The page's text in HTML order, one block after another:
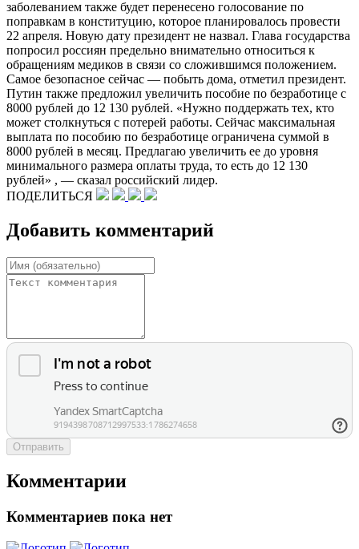
заболеванием также будет перенесено голосование по
поправкам в конституцию, которое планировалось провести
22 апреля. Новую дату президент не назвал. Глава государства
попросил россиян предельно внимательно относиться к
обращениям медиков в связи со сложившимся положением.
Самое безопасное сейчас — побыть дома, отметил президент.
Путин также предложил увеличить пособие по безработице с
8000 рублей до 12 130 рублей. «Нужно поддержать тех, кто
может столкнуться с потерей работы. Сейчас максимальная
выплата по пособию по безработице ограничена суммой в
8000 рублей в месяц. Предлагаю увеличить ее до уровня
минимального размера оплаты труда, то есть до 12 130
рублей» , — сказал российский лидер.
ПОДЕЛИТЬСЯ
Добавить комментарий
Отправить
Комментарии
Комментариев пока нет